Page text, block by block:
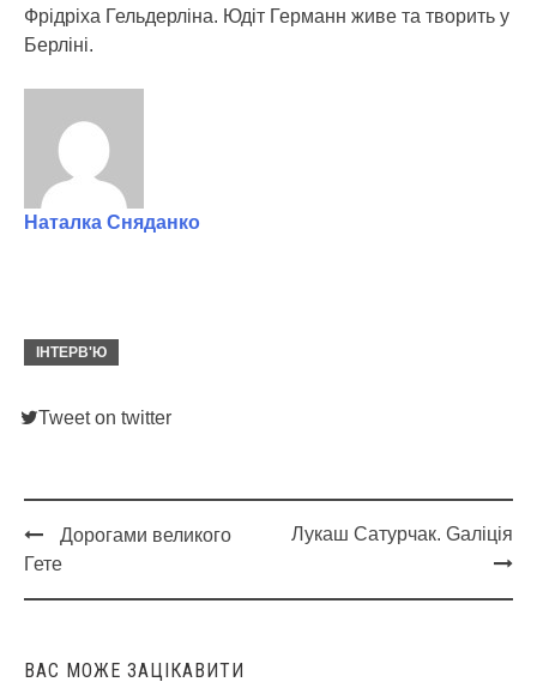
Фрідріха Гельдерліна. Юдіт Германн живе та творить у
Берліні.
Наталка Сняданко
ІНТЕРВ'Ю
Tweet on twitter
Post
navigation
Дорогами великого
Гете
Лукаш Сатурчак. Gаліція
ВАС МОЖЕ ЗАЦІКАВИТИ